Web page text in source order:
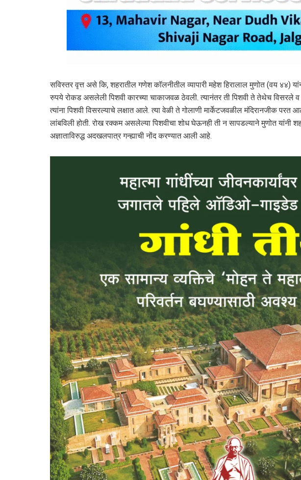
सविस्तर वृत्त असे कि, शहरातील गणेश कॉलनीतील व्यापारी महेश हिरालाल मुणोत (वय ४४)
रुपये रोकड असलेली पिशवी कारच्या चाकाजवळ ठेवली. त्यानंतर ती पिशवी ते तेथेच विसरले व
त्यांना पिशवी विसरल्याचे लक्षात आले. त्या वेळी ते गोलाणी मार्केटजवळील मंदिरानजीक परत
लांबविली होती. रोख रक्कम असलेल्या पिशवीचा शोध घेऊनही ती न सापडल्याने मुणोत यांनी
अज्ञाताविरुद्ध अदखलपात्र गन्ह्याची नोंद करण्यात आली आहे.